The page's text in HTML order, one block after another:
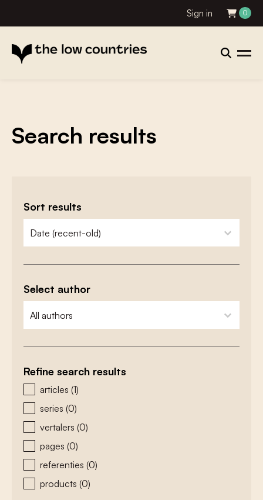
Sign in 0
Search results
Sort results
zoeken - sorteer
sort content
Select author
zoeken - auteurs
select content
Refine search results
zoeken - type
articles (1)
series (0)
vertalers (0)
pages (0)
referenties (0)
products (0)